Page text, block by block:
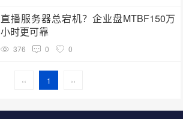
企业盘​(2) 企业级SSD固态硬盘(2)
直播服务器总宕机？企业盘MTBF150万
小时更可靠
376 0 0
‹‹ 1 ››